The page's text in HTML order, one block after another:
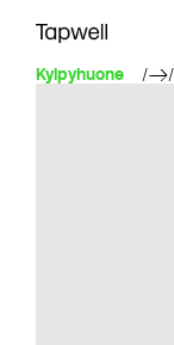
Kylpyhuone